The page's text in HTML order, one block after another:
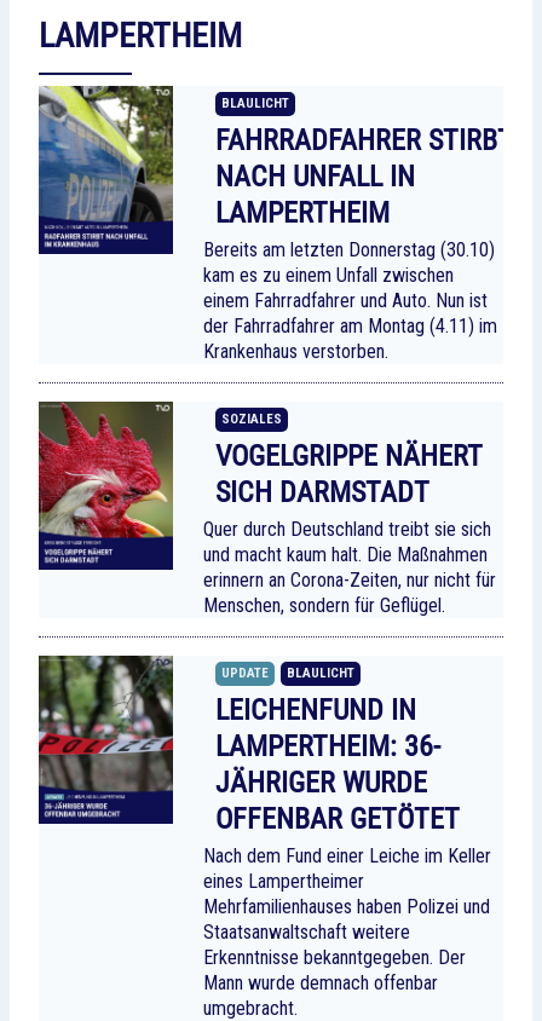
LAMPERTHEIM
BLAULICHT
FAHRRADFAHRER STIRBT
NACH UNFALL IN
LAMPERTHEIM
Bereits am letzten Donnerstag (30.10)
kam es zu einem Unfall zwischen
einem Fahrradfahrer und Auto. Nun ist
der Fahrradfahrer am Montag (4.11) im
Krankenhaus verstorben.
SOZIALES
VOGELGRIPPE NÄHERT
SICH DARMSTADT
Quer durch Deutschland treibt sie sich
und macht kaum halt. Die Maßnahmen
erinnern an Corona-Zeiten, nur nicht für
Menschen, sondern für Geflügel.
UPDATE BLAULICHT
LEICHENFUND IN
LAMPERTHEIM: 36-
JÄHRIGER WURDE
OFFENBAR GETÖTET
Nach dem Fund einer Leiche im Keller
eines Lampertheimer
Mehrfamilienhauses haben Polizei und
Staatsanwaltschaft weitere
Erkenntnisse bekanntgegeben. Der
Mann wurde demnach offenbar
umgebracht.